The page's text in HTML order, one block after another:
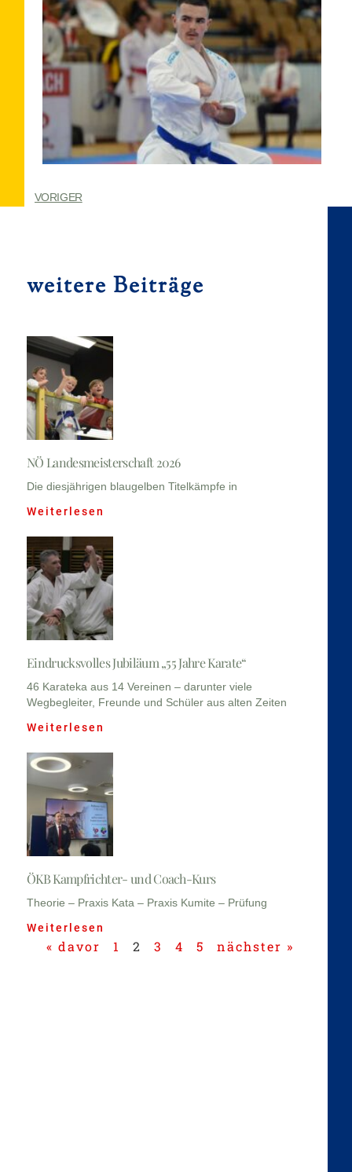
VORIGER
weitere Beiträge
NÖ Landesmeisterschaft 2026
Die diesjährigen blaugelben Titelkämpfe in
Weiterlesen
Eindrucksvolles Jubiläum „55 Jahre Karate“
46 Karateka aus 14 Vereinen – darunter viele
Wegbegleiter, Freunde und Schüler aus alten Zeiten
Weiterlesen
ÖKB Kampfrichter- und Coach-Kurs
Theorie – Praxis Kata – Praxis Kumite – Prüfung
Weiterlesen
« davor 1 2 3 4 5 nächster »